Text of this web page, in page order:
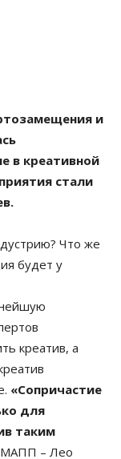
и
в креативной
стали
Что же
будет у
креатив, а
«Сопричастие
для
таким
МАПП – Лео